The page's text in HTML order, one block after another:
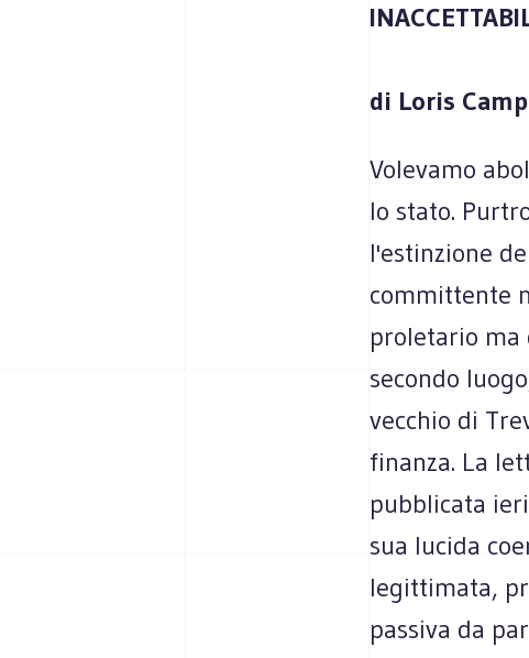
di Loris
Volevamo
lo stato.
l'estinzione
committente
proletario ma
secondo
vecchio di
finanza. La
pubblicata
sua lucida
legittimata,
passiva da